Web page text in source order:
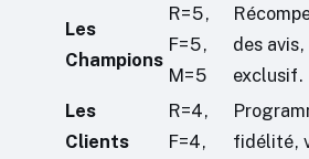
Les
Champions
R=5,
F=5,
M=5
des
exclusif.
Les
Clients
R=4,
F=4,
fidélité,